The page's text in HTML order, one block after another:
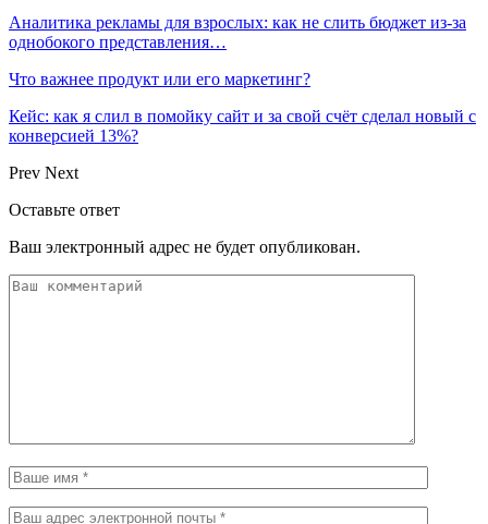
Аналитика рекламы для взрослых: как не слить бюджет из-за
однобокого представления…
Что важнее продукт или его маркетинг?
Кейс: как я слил в помойку сайт и за свой счёт сделал новый с
конверсией 13%?
Prev Next
Оставьте ответ
Ваш электронный адрес не будет опубликован.